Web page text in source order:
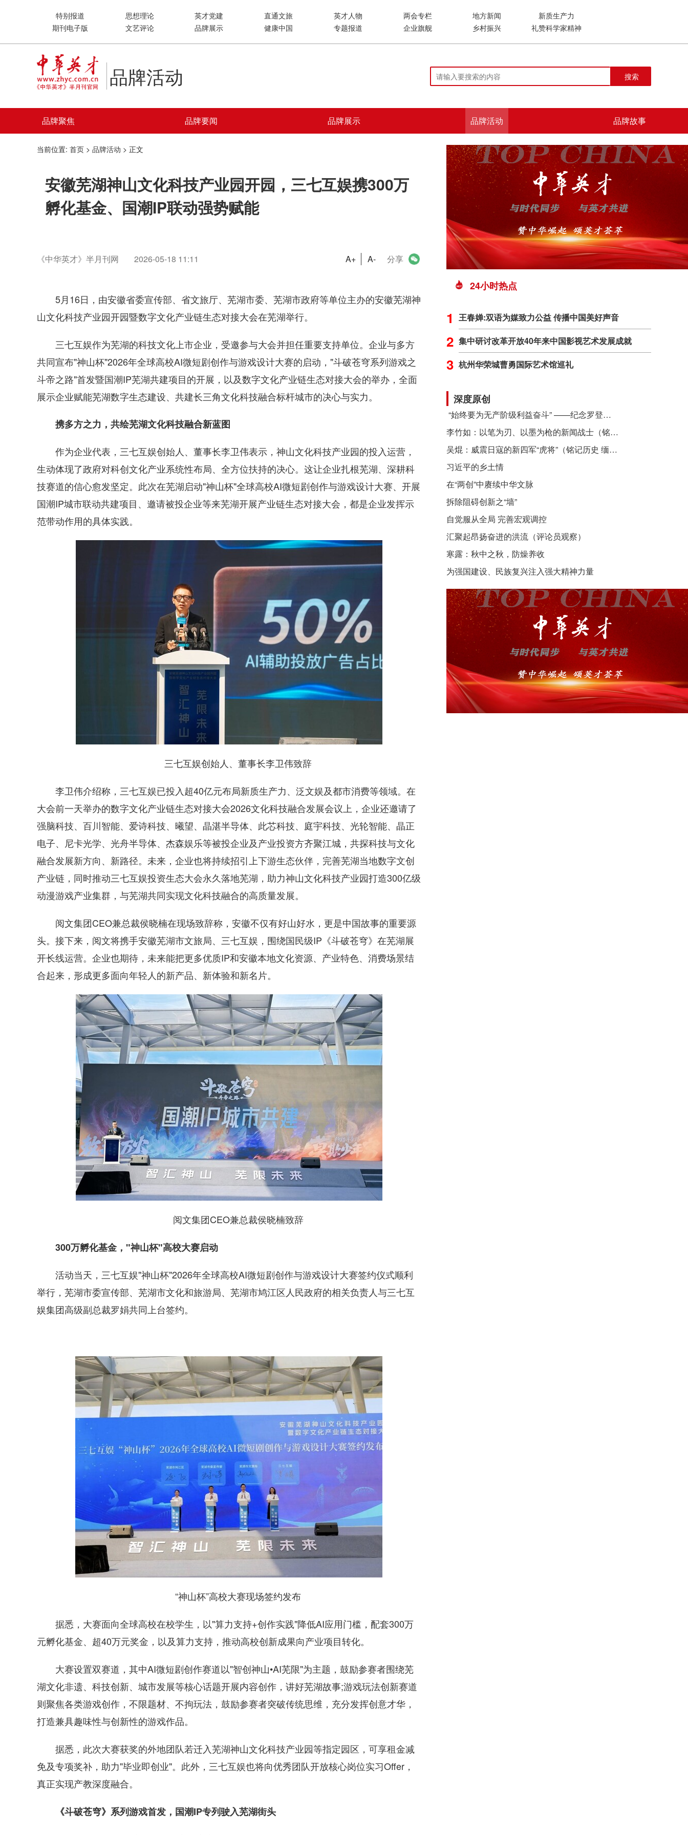
特别报道 思想理论 英才党建 直通文旅 英才人物 两会专栏 地方新闻
新质生产力
期刊电子版
文艺评论 品牌展示 健康中国 专题报道 企业旗舰 乡村振兴 礼赞科学家精神
品牌活动 搜索
品牌聚焦 品牌要闻 品牌展示 品牌活动 品牌故事
当前位置: 首页 > 品牌活动 > 正文
安徽芜湖神山文化科技产业园开园，三七互娱携300万
孵化基金、国潮IP联动强势赋能
《中华英才》半月刊网 2026-05-18 11:11 A+ A- 分享
5月16日，由安徽省委宣传部、省文旅厅、芜湖市委、芜湖市政府等单位主办的安徽芜湖神
山文化科技产业园开园暨数字文化产业链生态对接大会在芜湖举行。
三七互娱作为芜湖的科技文化上市企业，受邀参与大会并担任重要支持单位。企业与多方
共同宣布"神山杯"2026年全球高校AI微短剧创作与游戏设计大赛的启动，"斗破苍穹系列游戏之
斗帝之路"首发暨国潮IP芜湖共建项目的开展，以及数字文化产业链生态对接大会的举办，全面
展示企业赋能芜湖数字生态建设、共建长三角文化科技融合标杆城市的决心与实力。
携多方之力，共绘芜湖文化科技融合新蓝图
作为企业代表，三七互娱创始人、董事长李卫伟表示，神山文化科技产业园的投入运营，
生动体现了政府对科创文化产业系统性布局、全方位扶持的决心。这让企业扎根芜湖、深耕科
技赛道的信心愈发坚定。此次在芜湖启动"神山杯"全球高校AI微短剧创作与游戏设计大赛、开展
国潮IP城市联动共建项目、邀请被投企业等来芜湖开展产业链生态对接大会，都是企业发挥示
范带动作用的具体实践。
三七互娱创始人、董事长李卫伟致辞
李卫伟介绍称，三七互娱已投入超40亿元布局新质生产力、泛文娱及都市消费等领域。在
大会前一天举办的数字文化产业链生态对接大会2026文化科技融合发展会议上，企业还邀请了
强脑科技、百川智能、爱诗科技、曦望、晶湛半导体、此芯科技、庭宇科技、光轮智能、晶正
电子、尼卡光学、光舟半导体、杰森娱乐等被投企业及产业投资方齐聚江城，共探科技与文化
融合发展新方向、新路径。未来，企业也将持续招引上下游生态伙伴，完善芜湖当地数字文创
产业链，同时推动三七互娱投资生态大会永久落地芜湖，助力神山文化科技产业园打造300亿级
动漫游戏产业集群，与芜湖共同实现文化科技融合的高质量发展。
阅文集团CEO兼总裁侯晓楠在现场致辞称，安徽不仅有好山好水，更是中国故事的重要源
头。接下来，阅文将携手安徽芜湖市文旅局、三七互娱，围绕国民级IP《斗破苍穹》在芜湖展
开长线运营。企业也期待，未来能把更多优质IP和安徽本地文化资源、产业特色、消费场景结
合起来，形成更多面向年轻人的新产品、新体验和新名片。
阅文集团CEO兼总裁侯晓楠致辞
300万孵化基金，"神山杯"高校大赛启动
活动当天，三七互娱"神山杯"2026年全球高校AI微短剧创作与游戏设计大赛签约仪式顺利
举行，芜湖市委宣传部、芜湖市文化和旅游局、芜湖市鸠江区人民政府的相关负责人与三七互
娱集团高级副总裁罗娟共同上台签约。
“神山杯”高校大赛现场签约发布
据悉，大赛面向全球高校在校学生，以"算力支持+创作实践"降低AI应用门槛，配套300万
元孵化基金、超40万元奖金，以及算力支持，推动高校创新成果向产业项目转化。
大赛设置双赛道，其中AI微短剧创作赛道以"智创神山•AI芜限"为主题，鼓励参赛者围绕芜
湖文化非遗、科技创新、城市发展等核心话题开展内容创作，讲好芜湖故事;游戏玩法创新赛道
则聚焦各类游戏创作，不限题材、不拘玩法，鼓励参赛者突破传统思维，充分发挥创意才华，
打造兼具趣味性与创新性的游戏作品。
据悉，此次大赛获奖的外地团队若迁入芜湖神山文化科技产业园等指定园区，可享租金减
免及专项奖补，助力"毕业即创业"。此外，三七互娱也将向优秀团队开放核心岗位实习Offer，
真正实现产教深度融合。
《斗破苍穹》系列游戏首发，国潮IP专列驶入芜湖街头
24小时热点
1 王春婵:双语为媒致力公益 传播中国美好声音
2 集中研讨改革开放40年来中国影视艺术发展成就
3 杭州华荣城曹勇国际艺术馆巡礼
深度原创
​ “始终要为无产阶级利益奋斗” ——纪念罗登贤同志诞辰120周年
李竹如：以笔为刃、以墨为枪的新闻战士（铭记历史 缅怀先烈·抗日英雄）
吴焜：威震日寇的新四军“虎将”（铭记历史 缅怀先烈·抗日英雄）
习近平的乡土情
在“两创”中赓续中华文脉
拆除阻碍创新之“墙”
自觉服从全局 完善宏观调控
汇聚起昂扬奋进的洪流（评论员观察）
寒露：秋中之秋，防燥养收
为强国建设、民族复兴注入强大精神力量